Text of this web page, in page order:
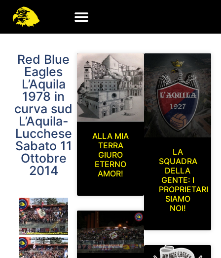
Red Blue
Eagles
L’Aquila
1978 in
curva sud
L’Aquila-
Lucchese
Sabato 11
Ottobre
2014
ALLA MIA
TERRA
GIURO
ETERNO
AMOR!
LA
SQUADRA
DELLA
GENTE: I
PROPRIETARI
SIAMO
NOI!